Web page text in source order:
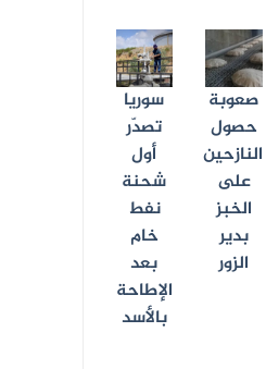
صعوبة
حصول
النازحين
على
الخبز
بدير
الزور
سوريا
تصدّر
أول
شحنة
نفط
خام
بعد
الإطاحة
بالأسد